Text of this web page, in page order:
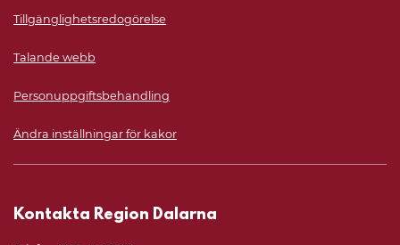
Tillgänglighetsredogörelse
Talande webb
Personuppgiftsbehandling
Ändra inställningar för kakor
Kontakta Region Dalarna